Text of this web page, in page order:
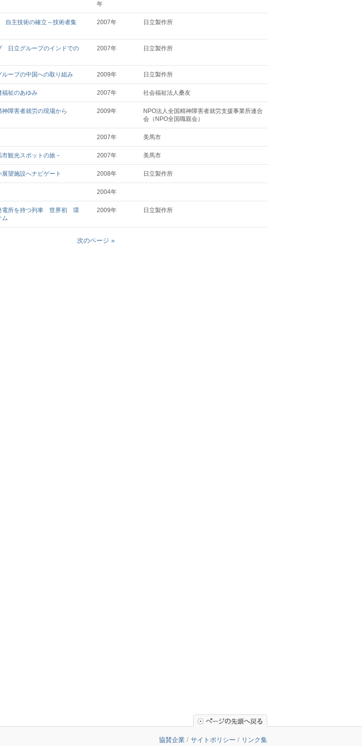
年
主技術の確立～技術者集
2007年 日立製作所
日立グループのインドでの
2007年 日立製作所
ープの中国への取り組み 2009年 日立製作所
祉のあゆみ 2007年 社会福祉法人桑友
障害者就労の現場から 2009年
NPO法人全国精神障害者就労支援事業所連合
会（NPO全国職親会）
2007年 美馬市
観光スポットの旅－ 2007年 美馬市
望施設へナビゲート 2008年 日立製作所
2004年
電所を持つ列車 世界初 環
ム
2009年 日立製作所
次のページ »
協賛企業 / サイトポリシー / リンク集